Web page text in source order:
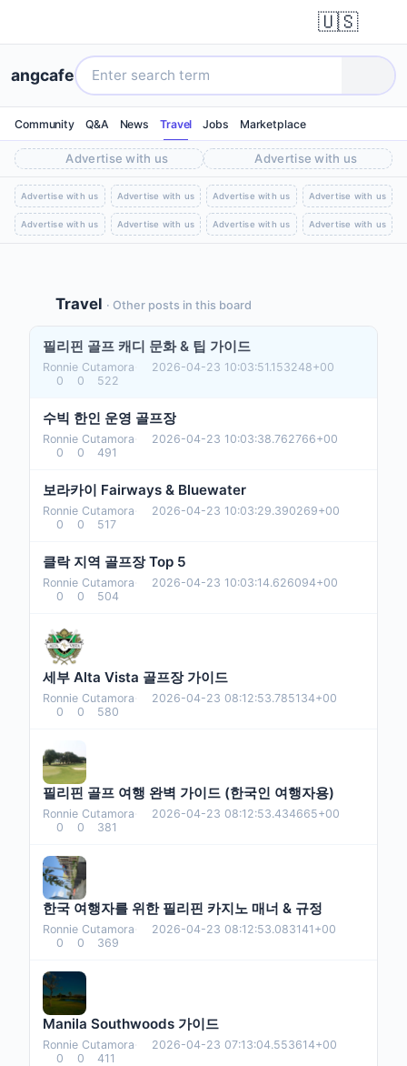
🇺🇸
angcafe
Community Q&A News Travel Jobs Marketplace
Advertise with us Advertise with us
Advertise with us Advertise with us Advertise with us Advertise with us
Advertise with us Advertise with us Advertise with us Advertise with us
Travel · Other posts in this board
필리핀 골프 캐디 문화 & 팁 가이드
Ronnie Cutamora
2026-04-23 10:03:51.153248+00
0
0 522
수빅 한인 운영 골프장
Ronnie Cutamora
2026-04-23 10:03:38.762766+00
0
0 491
보라카이 Fairways & Bluewater
Ronnie Cutamora
2026-04-23 10:03:29.390269+00
0
0 517
클락 지역 골프장 Top 5
Ronnie Cutamora
2026-04-23 10:03:14.626094+00
0
0 504
세부 Alta Vista 골프장 가이드
Ronnie Cutamora
2026-04-23 08:12:53.785134+00
0
0 580
필리핀 골프 여행 완벽 가이드 (한국인 여행자용)
Ronnie Cutamora
2026-04-23 08:12:53.434665+00
0
0 381
한국 여행자를 위한 필리핀 카지노 매너 & 규정
Ronnie Cutamora
2026-04-23 08:12:53.083141+00
0
0 369
Manila Southwoods 가이드
Ronnie Cutamora
2026-04-23 07:13:04.553614+00
0
0 411